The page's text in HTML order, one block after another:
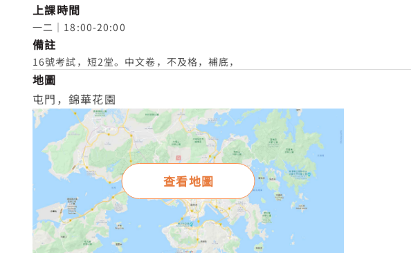
上課時間
一二｜18:00-20:00
備註
16號考試，短2堂。中文卷，不及格，補底，
地圖
屯門，錦華花園
查看地圖